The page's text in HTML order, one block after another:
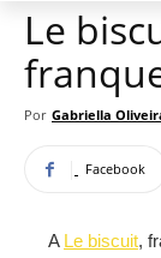
Le
Por Gabriella
Facebook
A Le biscuit,